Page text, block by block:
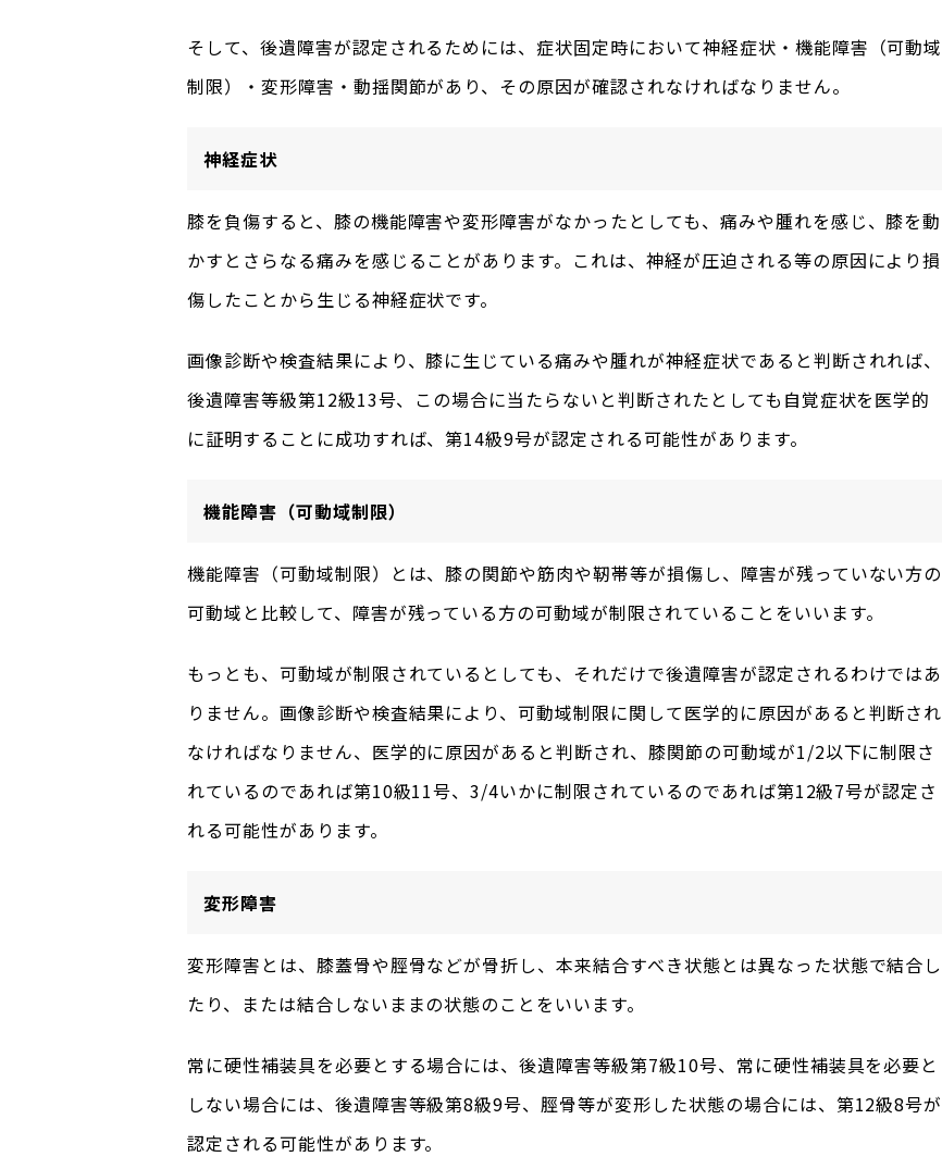
そして、後遺障害が認定されるためには、症状固定時において神経症状・機能障害（可動域
制限）・変形障害・動揺関節があり、その原因が確認されなければなりません。
神経症状
膝を負傷すると、膝の機能障害や変形障害がなかったとしても、痛みや腫れを感じ、膝を動
かすとさらなる痛みを感じることがあります。これは、神経が圧迫される等の原因により損
傷したことから生じる神経症状です。
画像診断や検査結果により、膝に生じている痛みや腫れが神経症状であると判断されれば、
後遺障害等級第12級13号、この場合に当たらないと判断されたとしても自覚症状を医学的
に証明することに成功すれば、第14級9号が認定される可能性があります。
機能障害（可動域制限）
機能障害（可動域制限）とは、膝の関節や筋肉や靭帯等が損傷し、障害が残っていない方の
可動域と比較して、障害が残っている方の可動域が制限されていることをいいます。
もっとも、可動域が制限されているとしても、それだけで後遺障害が認定されるわけではあ
りません。画像診断や検査結果により、可動域制限に関して医学的に原因があると判断され
なければなりません、医学的に原因があると判断され、膝関節の可動域が1/2以下に制限さ
れているのであれば第10級11号、3/4いかに制限されているのであれば第12級7号が認定さ
れる可能性があります。
変形障害
変形障害とは、膝蓋骨や脛骨などが骨折し、本来結合すべき状態とは異なった状態で結合し
たり、または結合しないままの状態のことをいいます。
常に硬性補装具を必要とする場合には、後遺障害等級第7級10号、常に硬性補装具を必要と
しない場合には、後遺障害等級第8級9号、脛骨等が変形した状態の場合には、第12級8号が
認定される可能性があります。